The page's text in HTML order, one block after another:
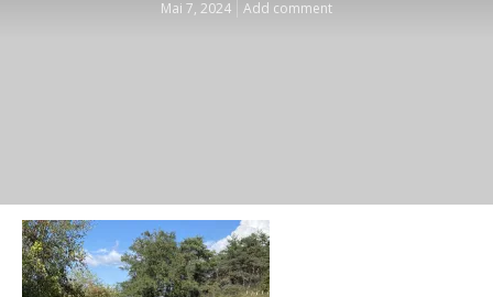
Mai 7, 2024 Add comment